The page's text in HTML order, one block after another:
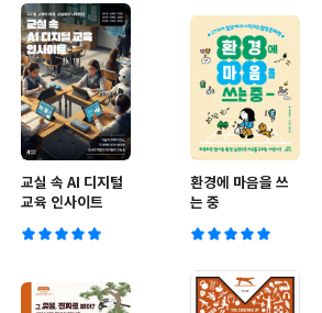
교실 속 AI 디지털
교육 인사이트
환경에 마음을 쓰
는 중